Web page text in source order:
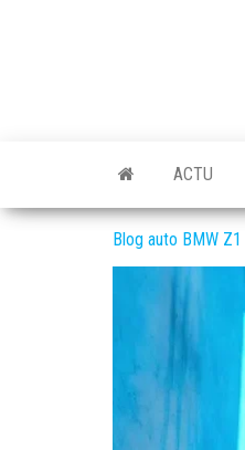
Z1
moto
ACTU
Blog auto BMW Z1